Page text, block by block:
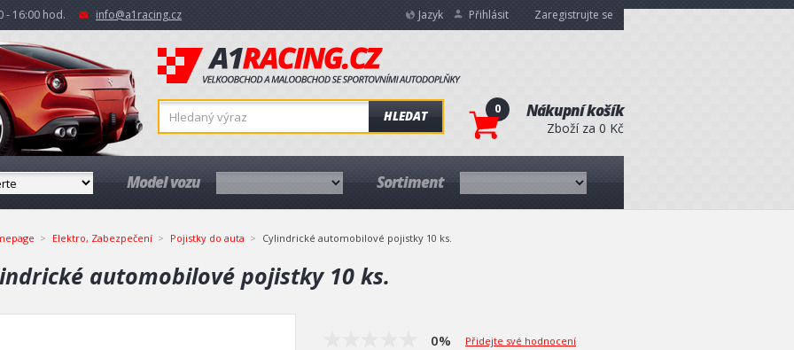
- 16:00 hod. info@a1racing.cz Jazyk Přihlásit Zaregistrujte se
HLEDAT 0 Nákupní košík
Zboží za 0 Kč
Model vozu Sortiment
Elektro, Zabezpečení Pojistky do auta Cylindrické automobilové pojistky 10 ks.
automobilové pojistky 10 ks.
0% Přidejte své hodnocení